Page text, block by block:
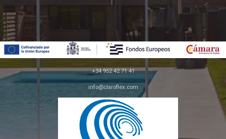
+34 952 42 71 41
info@claroflex.com
C/ José Calderón, parcela 350 (apdo. 30)
29590, Málaga